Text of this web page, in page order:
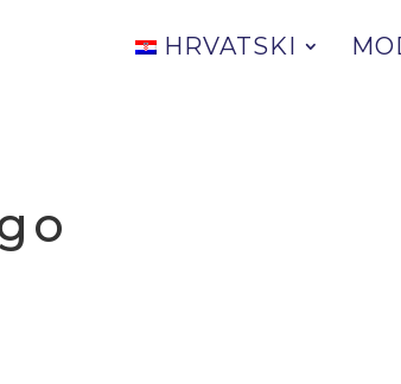
HRVATSKI